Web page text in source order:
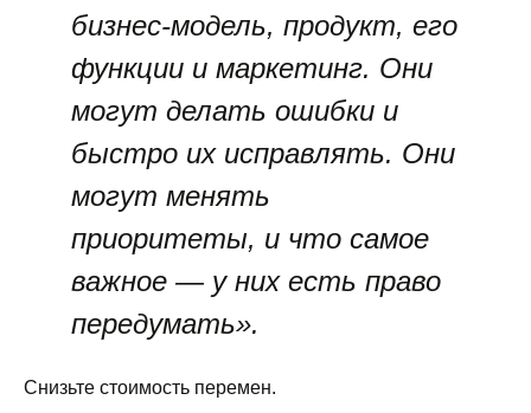
бизнес-модель, продукт, его
функции и маркетинг. Они
могут делать ошибки и
быстро их исправлять. Они
могут менять
приоритеты, и что самое
важное — у них есть право
передумать».
Снизьте стоимость перемен.